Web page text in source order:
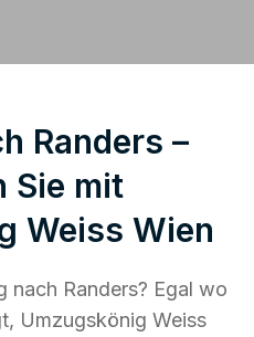
Randers –
Sie mit
Weiss Wien
nach Randers? Egal wo
Umzugskönig Weiss